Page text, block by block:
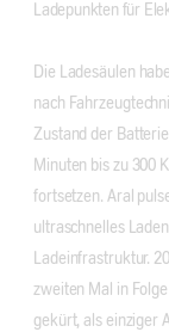
Ladepunkten für
Die Ladesäulen
nach
Zustand der
Minuten bis zu 300
fortsetzen. Aral
ultraschnelles
Ladeinfrastruktur.
zweiten Mal in
gekürt, als einziger